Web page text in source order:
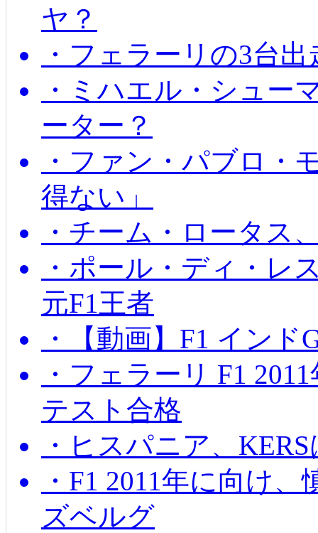
ヤ？
・フェラーリの3台
・ミハエル・シュー
ーター？
・ファン・パブロ・
得ない」
・チーム・ロータス
・ポール・ディ・レ
元F1王者
・【動画】F1 イン
・フェラーリ F1
テスト合格
・ヒスパニア、
・F1 2011年に向け
ズベルグ